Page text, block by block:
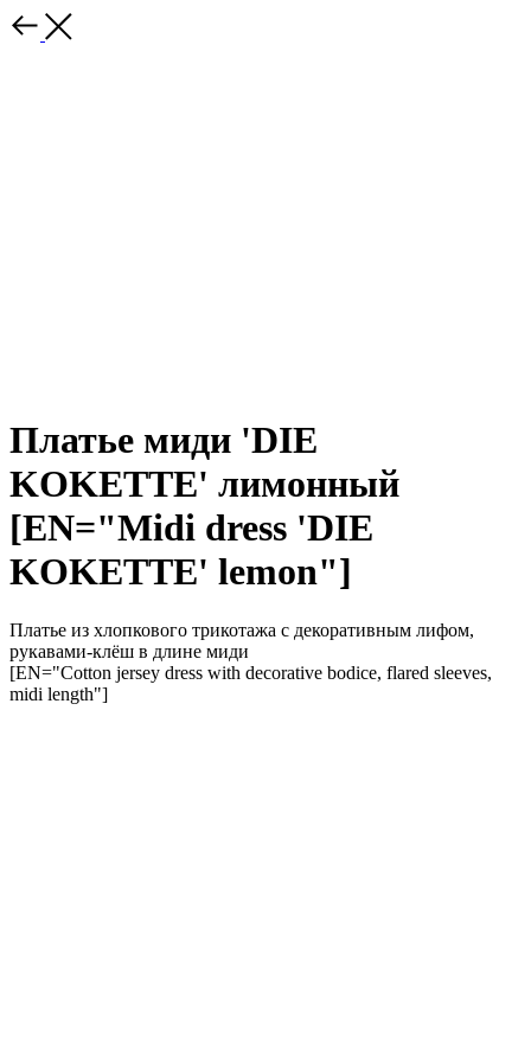
Платье миди 'DIE
KOKETTE' лимонный
[EN="Midi dress 'DIE
KOKETTE' lemon"]
Платье из хлопкового трикотажа с декоративным лифом,
рукавами-клёш в длине миди
[EN="Cotton jersey dress with decorative bodice, flared sleeves,
midi length"]